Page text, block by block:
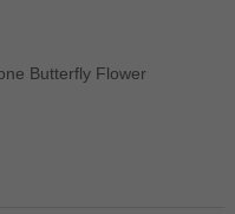
Butterfly Flower